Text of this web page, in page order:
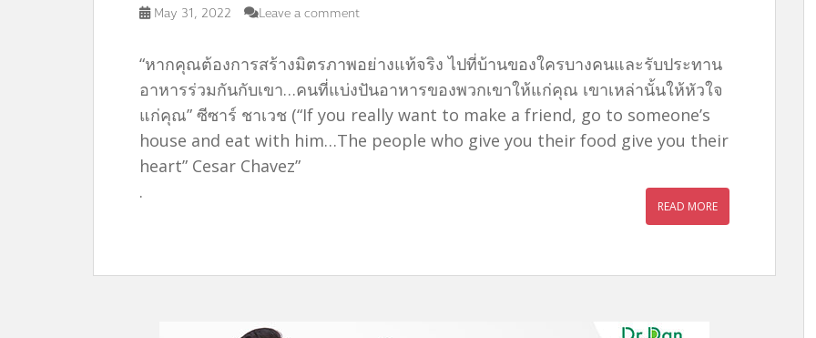
May 31, 2022 Leave a comment
“หากคุณต้องการสร้างมิตรภาพอย่างแท้จริง ไปที่บ้านของใครบางคนและรับประทาน
อาหารร่วมกันกับเขา…คนที่แบ่งปันอาหารของพวกเขาให้แก่คุณ เขาเหล่านั้นให้หัวใจ
แก่คุณ” ซีซาร์ ชาเวช (“If you really want to make a friend, go to someone’s
house and eat with him…The people who give you their food give you their
heart” Cesar Chavez”
.
READ MORE